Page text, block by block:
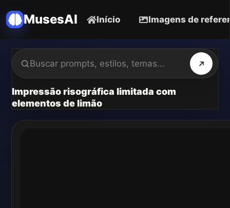
MusesAI Início Imagens de
Impressão risográfica limitada com
elementos de limão